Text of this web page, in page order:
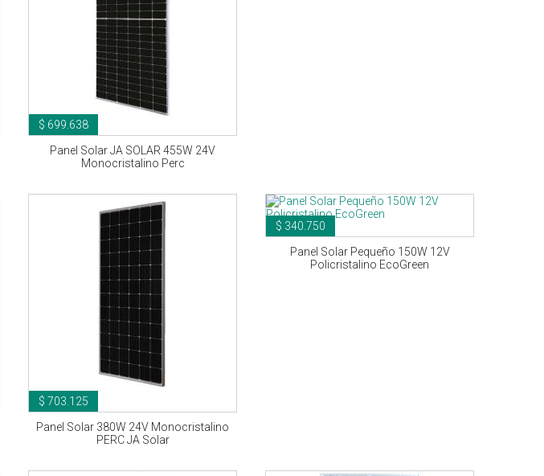
$ 699.638
Panel Solar JA SOLAR 455W 24V
Monocristalino Perc
$ 703.125
Panel Solar 380W 24V Monocristalino
PERC JA Solar
$ 340.750
Panel Solar Pequeño 150W 12V
Policristalino EcoGreen